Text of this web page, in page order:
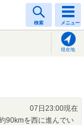
検索 メニュー
現在地
07日23:00現在
90kmを西に進んでい